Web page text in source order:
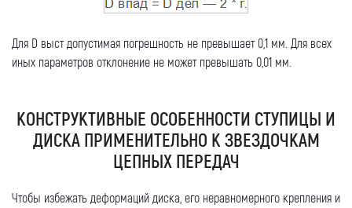
Для D выст допустимая погрешность не превышает 0,1 мм. Для всех
иных параметров отклонение не может превышать 0,01 мм.
КОНСТРУКТИВНЫЕ ОСОБЕННОСТИ СТУПИЦЫ И
ДИСКА ПРИМЕНИТЕЛЬНО К ЗВЕЗДОЧКАМ
ЦЕПНЫХ ПЕРЕДАЧ
Чтобы избежать деформаций диска, его неравномерного крепления и
Оставить заявку
Как к Вам обращаться (обязательно)